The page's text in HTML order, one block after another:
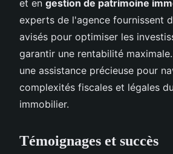
et en gestion de patrimoine
experts de l'agence fournissent
avisés pour optimiser les
garantir une rentabilité
une assistance précieuse pour
complexités fiscales et légales
immobilier.
Témoignages et succès